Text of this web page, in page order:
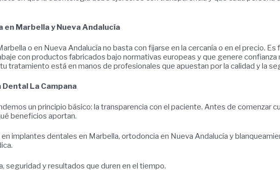
Marbella y Nueva Andalucía
o en Nueva Andalucía no basta con fijarse en la cercanía o en el precio.
con productos fabricados bajo normativas europeas y que genere
tratamiento está en manos de profesionales que apuestan por la calidad y la
La Campana
un principio básico: la transparencia con el paciente. Antes de
beneficios aportan.
implantes dentales en Marbella, ortodoncia en Nueva Andalucía y
seguridad y resultados que duren en el tiempo.